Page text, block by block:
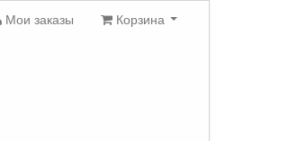
Мои заказы
Корзина